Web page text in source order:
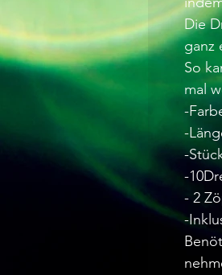
Die
ganz
So
mal
-
-
-
-
- 2
-